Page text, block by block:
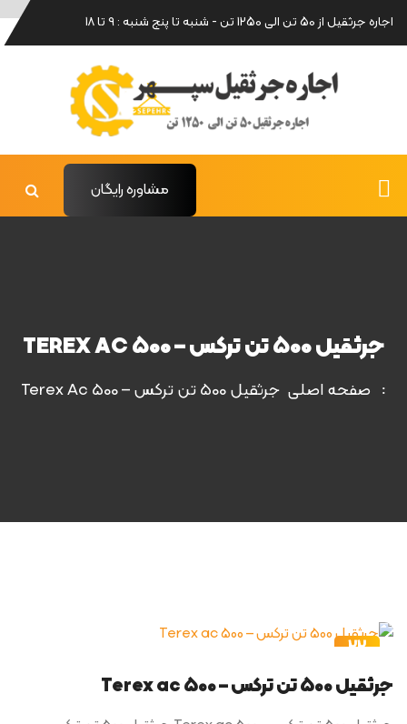
اجاره جرثقیل از 50 تن الی 1250 تن - شنبه تا پنج شنبه : 9 تا 18
مشاوره رایگان
جرثقیل 500 تن ترکس – TEREX AC 500
صفحه اصلی جرثقیل 500 تن ترکس – Terex Ac 500
22
اردیبهشت
جرثقیل 500 تن ترکس – Terex ac 500